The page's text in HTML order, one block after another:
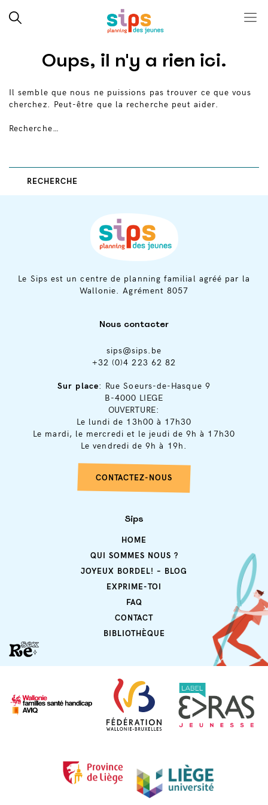
Rechercher
Oups, il n'y a rien ici.
Il semble que nous ne puissions pas trouver ce que vous
cherchez. Peut-être que la recherche peut aider.
Recherche…
Le Sips est un centre de planning familial agréé par la
Wallonie. Agrément 8057
Nous contacter
sips@sips.be
+32 (0)4 223 62 82
Sur place: Rue Soeurs-de-Hasque 9
B-4000 LIEGE
OUVERTURE:
Le lundi de 13h00 à 17h30
Le mardi, le mercredi et le jeudi de 9h à 17h30
Le vendredi de 9h à 19h.
CONTACTEZ-NOUS
Sips
HOME
QUI SOMMES NOUS ?
JOYEUX BORDEL! – BLOG
EXPRIME-TOI
FAQ
CONTACT
BIBLIOTHÈQUE